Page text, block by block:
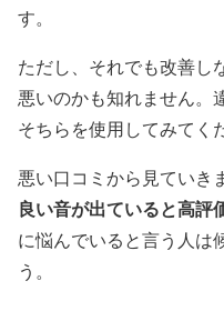
す。
ただし、それでも改善し
悪いのかも知れません。
そちらを使用してみてく
悪い口コミから見ていき
良い音が出ていると高評
に悩んでいると言う人は
う。